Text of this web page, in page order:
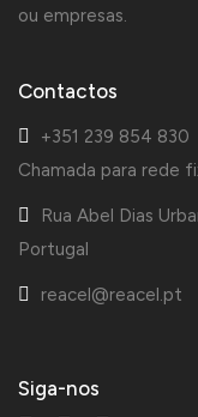
ou empresas.
Contactos
+351 239 854 830
Chamada para rede
Rua Abel Dias
Portugal
reacel@reacel.pt
Siga-nos